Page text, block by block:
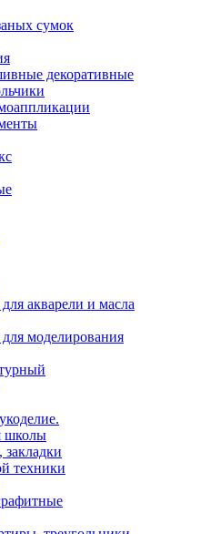
сумок
декоративные
акварели и масла
моделирования
школы
закладки
техники